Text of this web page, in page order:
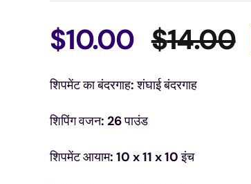
$14.00
$10.00
शिपमेंट का बंदरगाह: शंघाई बंदरगाह
शिपिंग वजन: 26 पाउंड
शिपमेंट आयाम: 10 x 11 x 10 इंच